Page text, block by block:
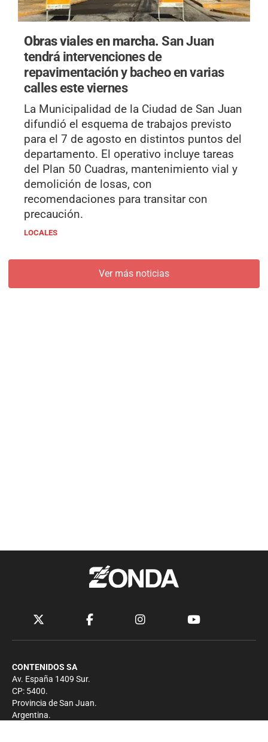
Obras viales en marcha.San Juan
tendrá intervenciones de
repavimentación y bacheo en varias
calles este viernes
La Municipalidad de la Ciudad de San Juan
difundió el esquema de trabajos previsto
para el 7 de agosto en distintos puntos del
departamento. El operativo incluye tareas
del Plan 50 Cuadras, mantenimiento vial y
demolición de losas, con
recomendaciones para transitar con
precaución.
LOCALES
Ver más noticias
CONTENIDOS SA
Av. España 1409 Sur.
CP: 5400.
Provincia de San Juan.
Argentina.